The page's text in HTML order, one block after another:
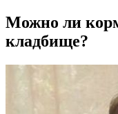
Можно ли
кладбище?